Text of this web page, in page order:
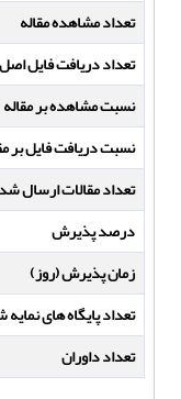
تعداد مشاهده مقاله
تعداد دریافت فایل
نسبت مشاهده بر مقاله
نسبت دریافت فایل بر
تعداد مقالات ارسال
درصد پذیرش
زمان پذیرش (روز)
تعداد پایگاه های
تعداد داوران